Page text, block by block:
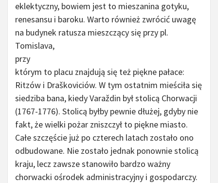
eklektyczny, bowiem jest to mieszanina gotyku,
renesansu i baroku. Warto również zwrócić uwagę
na budynek ratusza mieszczący się przy pl.
Tomislava,
przy
którym to placu znajdują się też piękne pałace:
Ritzów i Draškoviciów. W tym ostatnim mieściła się
siedziba bana, kiedy Varaždin był stolicą Chorwacji
(1767-1776). Stolicą byłby pewnie dłużej, gdyby nie
fakt, że wielki pożar zniszczył to piękne miasto.
Całe szczęście już po czterech latach zostało ono
odbudowane. Nie zostało jednak ponownie stolicą
kraju, lecz zawsze stanowiło bardzo ważny
chorwacki ośrodek administracyjny i gospodarczy.